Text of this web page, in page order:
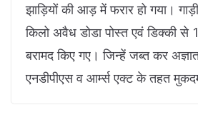
झाड़ियों की आड़ में फरार हो गया।
किलो अवैध डोडा पोस्त एवं डिक्की से
बरामद किए गए। जिन्हें जब्त कर
एनडीपीएस व आर्म्स एक्ट के तहत